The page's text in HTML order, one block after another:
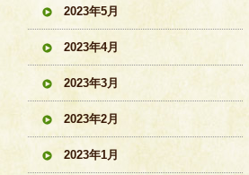
2023年5月
2023年4月
2023年3月
2023年2月
2023年1月